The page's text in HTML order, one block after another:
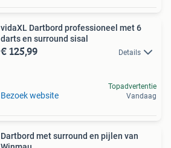
vidaXL Dartbord professioneel met 6
darts en surround sisal
€ 125,99 Details
Bezoek website
Topadvertentie
Vandaag
Dartbord met surround en pijlen van